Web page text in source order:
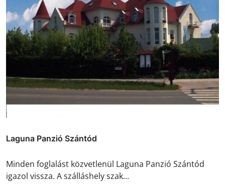
Laguna Panzió Szántód
Minden foglalást közvetlenül Laguna Panzió Szántód
igazol vissza. A szálláshely szak...